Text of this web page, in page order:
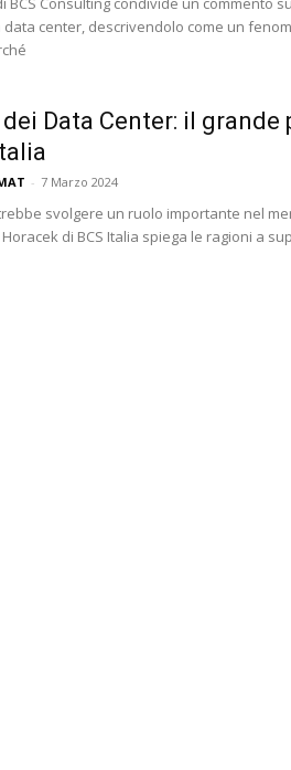
center, descrivendolo come un
Data Center: il grande
- 7 Marzo 2024
svolgere un ruolo importante nel
di BCS Italia spiega le ragioni a